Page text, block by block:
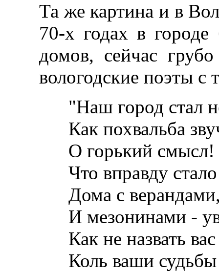
Та же картина и в
70-х годах в
домов, сейчас
вологодские поэты с
"Наш город стал
Как похвальба
О горький смысл!
Что вправду стало
Дома с верандами,
И мезонинами -
Как не назвать
Коль ваши судьбы